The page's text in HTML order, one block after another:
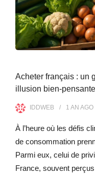
Acheter français : un
illusion bien-
IDDWEB 1 AN AGO
À l’heure où les défis
de consommation
Parmi eux, celui de
France, souvent